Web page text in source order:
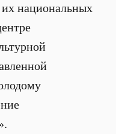
национальных